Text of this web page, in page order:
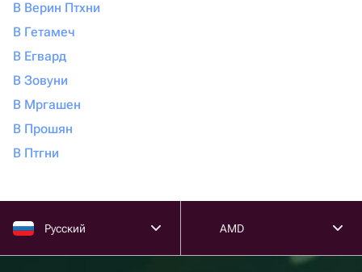
В Верин Птхни
В Гетамеч
В Егвард
В Зовуни
В Мргашен
В Прошян
В Птгни
Русский AMD